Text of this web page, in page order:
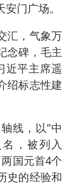
门广场。
汇，气象万
念碑，毛主
近平主席遥
绍标志性建
线，以“中
，被列入
国元首4个
史的经验和